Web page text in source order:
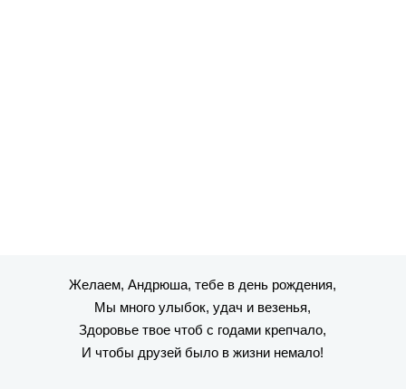
Желаем, Андрюша, тебе в день рождения,
Мы много улыбок, удач и везенья,
Здоровье твое чтоб с годами крепчало,
И чтобы друзей было в жизни немало!